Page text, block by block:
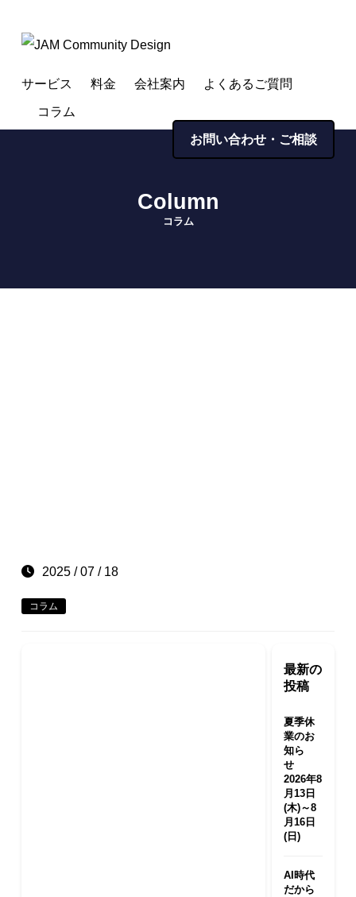
サービス 料金 会社案内 よくあるご質問
コラム
お問い合わせ・ご相談
column
コラム
2025 / 07 / 18
コラム
最新の
投稿
夏季休
業のお
知ら
せ
2026年8
月13日
(木)～8
月16日
(日)
AI時代
だから